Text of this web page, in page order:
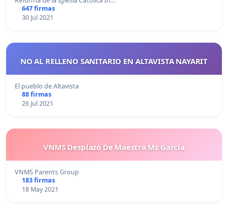
647 firmas
30 Jul 2021
NO AL RELLENO SANITARIO EN ALTAVISTA NAYARIT
El pueblo de Altavista
88 firmas
26 Jul 2021
VNMS Desplazó De Maestra Ms García
VNMS Parents Group
183 firmas
18 May 2021